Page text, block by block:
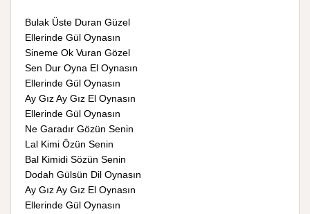
Bulak Üste Duran Güzel
Ellerinde Gül Oynasın
Sineme Ok Vuran Gözel
Sen Dur Oyna El Oynasın
Ellerinde Gül Oynasın
Ay Gız Ay Gız El Oynasın
Ellerinde Gül Oynasın
Ne Garadır Gözün Senin
Lal Kimi Özün Senin
Bal Kimidi Sözün Senin
Dodah Gülsün Dil Oynasın
Ay Gız Ay Gız El Oynasın
Ellerinde Gül Oynasın